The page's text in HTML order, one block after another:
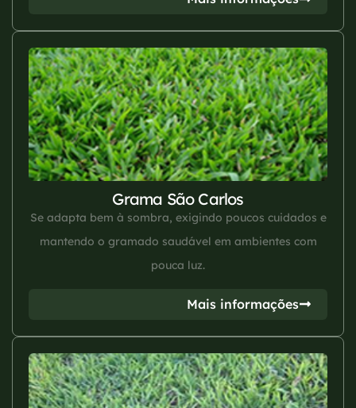
Grama São Carlos
Se adapta bem à sombra, exigindo poucos cuidados e
mantendo o gramado saudável em ambientes com
pouca luz.
Mais informações